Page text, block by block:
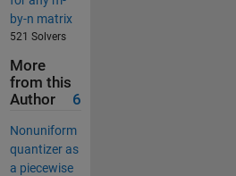
by-n matrix
521 Solvers
More
from this
Author
6
Nonuniform
quantizer as
a piecewise